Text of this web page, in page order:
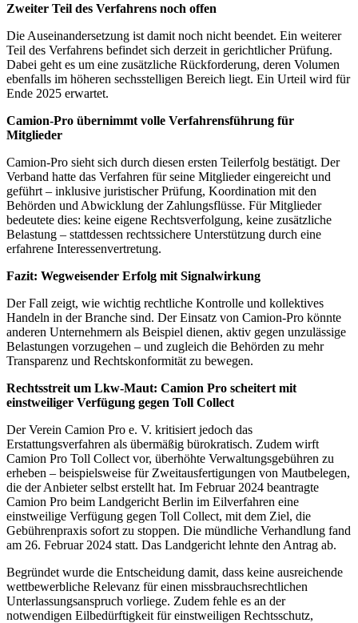
Zweiter Teil des Verfahrens noch offen
Die Auseinandersetzung ist damit noch nicht beendet. Ein weiterer
Teil des Verfahrens befindet sich derzeit in gerichtlicher Prüfung.
Dabei geht es um eine zusätzliche Rückforderung, deren Volumen
ebenfalls im höheren sechsstelligen Bereich liegt. Ein Urteil wird für
Ende 2025 erwartet.
Camion-Pro übernimmt volle Verfahrensführung für
Mitglieder
Camion-Pro sieht sich durch diesen ersten Teilerfolg bestätigt. Der
Verband hatte das Verfahren für seine Mitglieder eingereicht und
geführt – inklusive juristischer Prüfung, Koordination mit den
Behörden und Abwicklung der Zahlungsflüsse. Für Mitglieder
bedeutete dies: keine eigene Rechtsverfolgung, keine zusätzliche
Belastung – stattdessen rechtssichere Unterstützung durch eine
erfahrene Interessenvertretung.
Fazit: Wegweisender Erfolg mit Signalwirkung
Der Fall zeigt, wie wichtig rechtliche Kontrolle und kollektives
Handeln in der Branche sind. Der Einsatz von Camion-Pro könnte
anderen Unternehmern als Beispiel dienen, aktiv gegen unzulässige
Belastungen vorzugehen – und zugleich die Behörden zu mehr
Transparenz und Rechtskonformität zu bewegen.
Rechtsstreit um Lkw-Maut: Camion Pro scheitert mit
einstweiliger Verfügung gegen Toll Collect
Der Verein Camion Pro e. V. kritisiert jedoch das
Erstattungsverfahren als übermäßig bürokratisch. Zudem wirft
Camion Pro Toll Collect vor, überhöhte Verwaltungsgebühren zu
erheben – beispielsweise für Zweitausfertigungen von Mautbelegen,
die der Anbieter selbst erstellt hat. Im Februar 2024 beantragte
Camion Pro beim Landgericht Berlin im Eilverfahren eine
einstweilige Verfügung gegen Toll Collect, mit dem Ziel, die
Gebührenpraxis sofort zu stoppen. Die mündliche Verhandlung fand
am 26. Februar 2024 statt. Das Landgericht lehnte den Antrag ab.
Begründet wurde die Entscheidung damit, dass keine ausreichende
wettbewerbliche Relevanz für einen missbrauchsrechtlichen
Unterlassungsanspruch vorliege. Zudem fehle es an der
notwendigen Eilbedürftigkeit für einstweiligen Rechtsschutz,